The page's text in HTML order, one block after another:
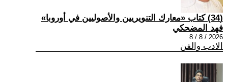
(34) كتاب «معارك التنويريين والأصوليين في أوروبا»
فهد المضحكي
2026 / 8 / 8
الادب والفن